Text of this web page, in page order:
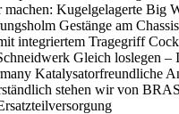
Kugelgelagerte
Gestänge am
integriertem Tragegriff
Gleich
stehen wir von